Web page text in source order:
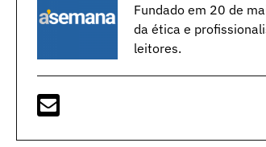
Fundado em 20 de
da ética e
leitores.